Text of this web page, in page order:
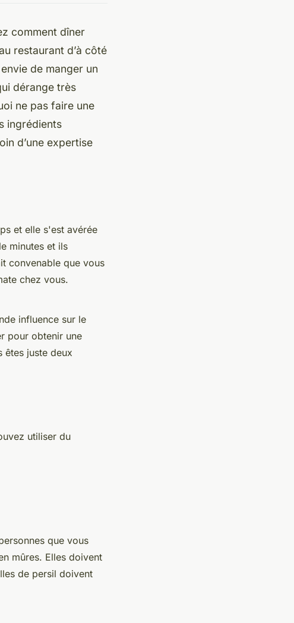
comment dîner
restaurant d’à côté
de manger un
dérange très
ne pas faire une
ingrédients
d’une expertise
et elle s'est avérée
minutes et ils
convenable que vous
chez vous.
influence sur le
pour obtenir une
êtes juste deux
utiliser du
que vous
mûres. Elles doivent
de persil doivent